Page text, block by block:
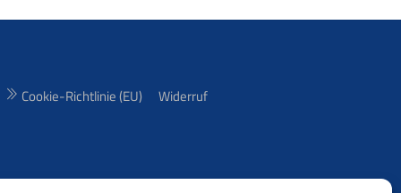
Cookie-Richtlinie (EU)
Widerruf